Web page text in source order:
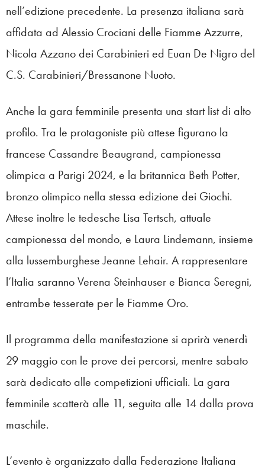
nell’edizione precedente. La presenza italiana sarà
affidata ad Alessio Crociani delle Fiamme Azzurre,
Nicola Azzano dei Carabinieri ed Euan De Nigro del
C.S. Carabinieri/Bressanone Nuoto.
Anche la gara femminile presenta una start list di alto
profilo. Tra le protagoniste più attese figurano la
francese Cassandre Beaugrand, campionessa
olimpica a Parigi 2024, e la britannica Beth Potter,
bronzo olimpico nella stessa edizione dei Giochi.
Attese inoltre le tedesche Lisa Tertsch, attuale
campionessa del mondo, e Laura Lindemann, insieme
alla lussemburghese Jeanne Lehair. A rappresentare
l’Italia saranno Verena Steinhauser e Bianca Seregni,
entrambe tesserate per le Fiamme Oro.
Il programma della manifestazione si aprirà venerdì
29 maggio con le prove dei percorsi, mentre sabato
sarà dedicato alle competizioni ufficiali. La gara
femminile scatterà alle 11, seguita alle 14 dalla prova
maschile.
L’evento è organizzato dalla Federazione Italiana